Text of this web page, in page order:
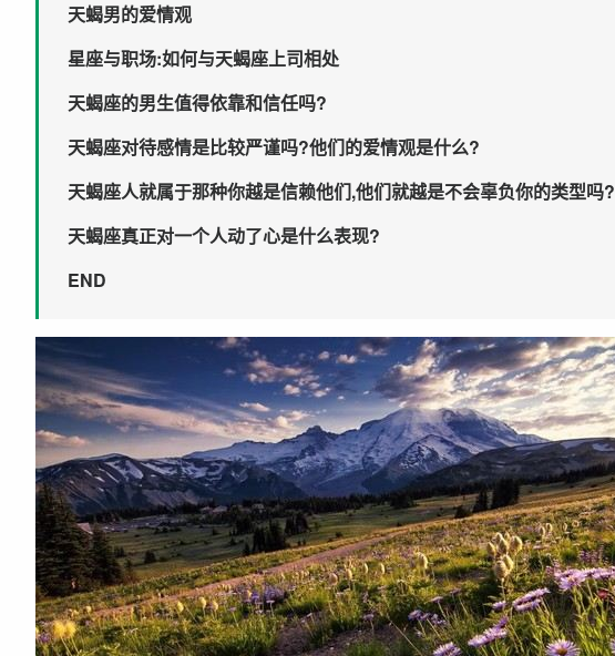
天蝎男的爱情观
星座与职场:如何与天蝎座上司相处
天蝎座的男生值得依靠和信任吗?
天蝎座对待感情是比较严谨吗?他们的爱情观是什么?
天蝎座人就属于那种你越是信赖他们,他们就越是不会辜负你的类型吗?
天蝎座真正对一个人动了心是什么表现?
END